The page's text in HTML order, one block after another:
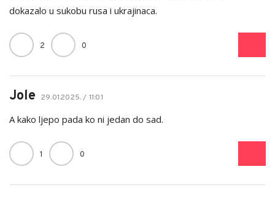
dokazalo u sukobu rusa i ukrajinaca.
2 0
Jole 29.01.2025. / 11:01
A kako ljepo pada ko ni jedan do sad.
1 0